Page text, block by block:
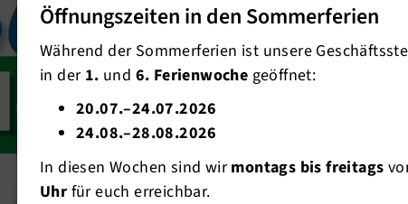
Öffnungszeiten in den Sommerferien
Während der Sommerferien ist unsere
in der1. und 6. Ferienwoche geöffnet:
20.07.–24.07.2026
24.08.–28.08.2026
In diesen Wochen sind wirmontags bis freitags
Uhr für euch erreichbar.